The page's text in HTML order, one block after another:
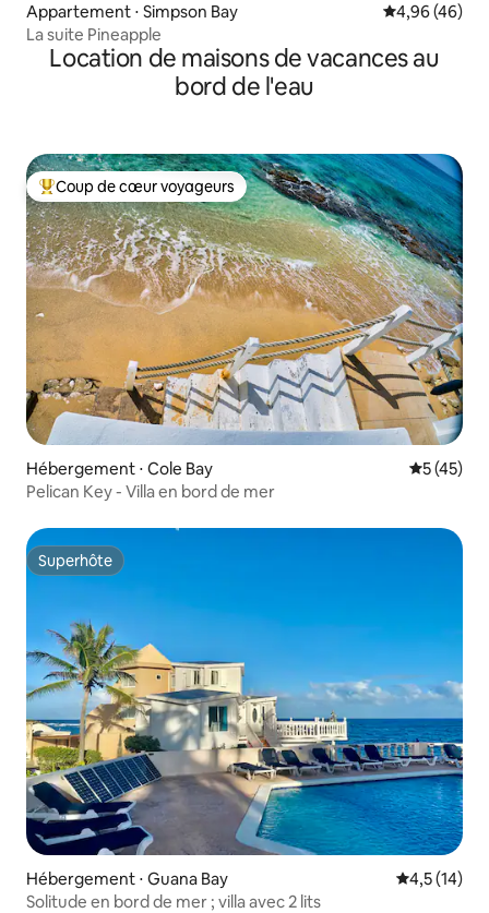
Appartement ⋅ Simpson Bay Évaluation
4,96 (46)
La suite Pineapple
Location de maisons de vacances au
bord de l'eau
Coups de cœur voyageurs les plus appréciés
Coup de cœur voyageurs
Hébergement ⋅ Cole Bay
5 (45)
Pelican Key - Villa en bord de mer
Superhôte
Superhôte
Hébergement ⋅ Guana Bay Évaluation
4,5 (14)
Solitude en bord de mer ; villa avec 2 lits